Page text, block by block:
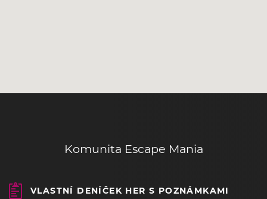
Komunita Escape Mania
VLASTNÍ DENÍČEK HER S POZNÁMKAMI